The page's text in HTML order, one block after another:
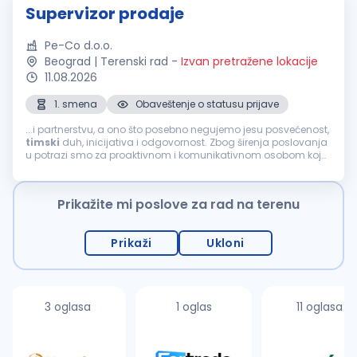
Supervizor prodaje
Pe-Co d.o.o.
Beograd | Terenski rad - Izvan pretražene lokacije
11.08.2026
1. smena
Obaveštenje o statusu prijave
...i partnerstvu, a ono što posebno negujemo jesu posvećenost,
timski duh, inicijativa i odgovornost. Zbog širenja poslovanja
u potrazi smo za proaktivnom i komunikativnom osobom koja
SUPERVIZORPRODAJE(M/Ž) Mesto...
Prikažite mi poslove za rad na terenu
Prikaži Ukloni
3 oglasa 1 oglas 11 oglasa